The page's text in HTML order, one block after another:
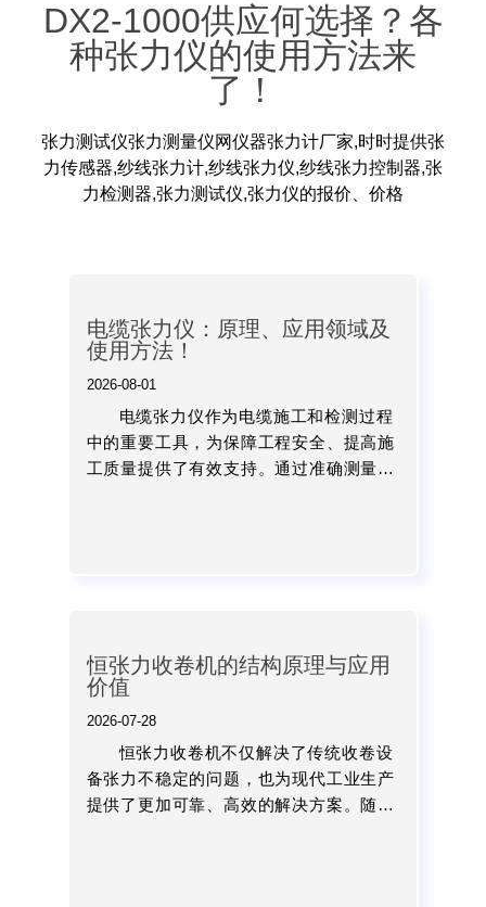
DX2-1000供应何选择？各
种张力仪的使用方法来
了！
张力测试仪张力测量仪网仪器张力计厂家,时时提供张
力传感器,纱线张力计,纱线张力仪,纱线张力控制器,张
力检测器,张力测试仪,张力仪的报价、价格
电缆张力仪：原理、应用领域及
使用方法！
2026-08-01
电缆张力仪作为电缆施工和检测过程
中的重要工具，为保障工程安全、提高施
工质量提供了有效支持。通过准确测量电
恒张力收卷机的结构原理与应用
价值
2026-07-28
恒张力收卷机不仅解决了传统收卷设
备张力不稳定的问题，也为现代工业生产
提供了更加可靠、高效的解决方案。随着